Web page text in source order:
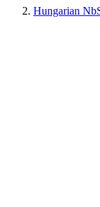
Hungarian